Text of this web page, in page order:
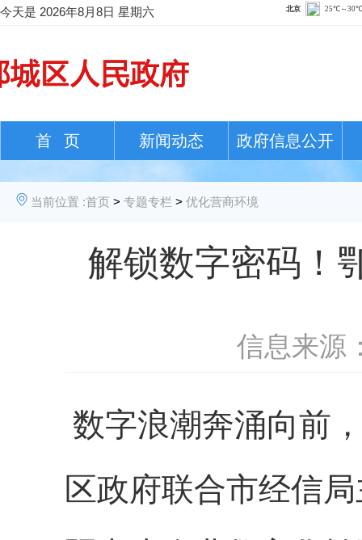
今天是 2026年8月8日 星期六
首 页 新闻动态 政府信息公开
当前位置 :首页 > 专题专栏 > 优化营商环境
解锁数字密码！
信息来源
数字浪潮奔涌向前
区政府联合市经信